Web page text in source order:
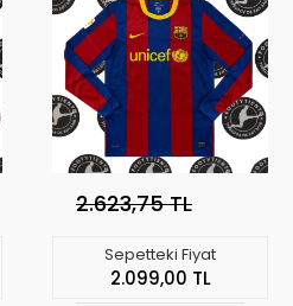
2.623,75 TL
Sepetteki Fiyat
2.099,00 TL